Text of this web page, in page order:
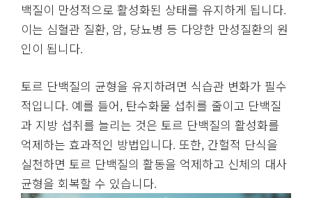
백질이 만성적으로 활성화된 상태를 유지하게 됩니다.
이는 심혈관 질환, 암, 당뇨병 등 다양한 만성질환의 원
인이 됩니다.
토르 단백질의 균형을 유지하려면 식습관 변화가 필수
적입니다. 예를 들어, 탄수화물 섭취를 줄이고 단백질
과 지방 섭취를 늘리는 것은 토르 단백질의 활성화를
억제하는 효과적인 방법입니다. 또한, 간헐적 단식을
실천하면 토르 단백질의 활동을 억제하고 신체의 대사
균형을 회복할 수 있습니다.